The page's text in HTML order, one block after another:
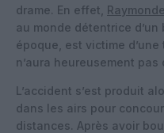
drame. En effet,
au monde détentrice
époque, est victime
n’aura heureusement pas
L’accident s’est produit
dans les airs pour
distances. Après avoir